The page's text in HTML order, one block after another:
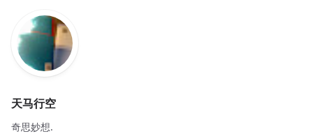
天马行空
奇思妙想.